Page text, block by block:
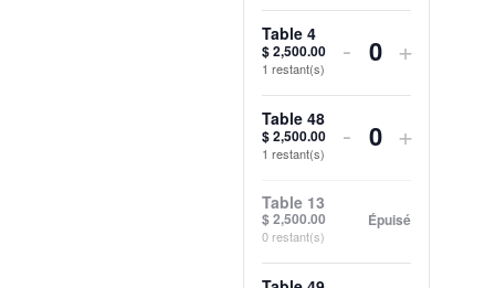
Table
44
Table
44
pour
Table
3
pour
Table
3
quantité
pour
45
quantité
pour
45
Table 4
$2,500.00
1 restant(s)
Diminuer
la
quantité
pour
- Quantité
la
quantité
+
Table 48
$2,500.00
1 restant(s)
Diminuer
quantité
- Quantité
quantité
+
Table 13
$2,500.00
0 restant(s)
Épuisé